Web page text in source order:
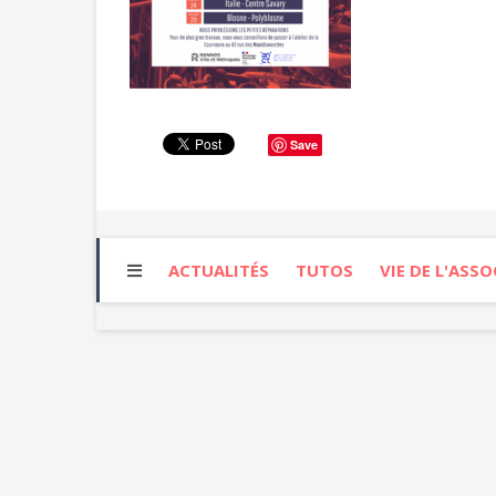
Save
ACTUALITÉS TUTOS VIE DE